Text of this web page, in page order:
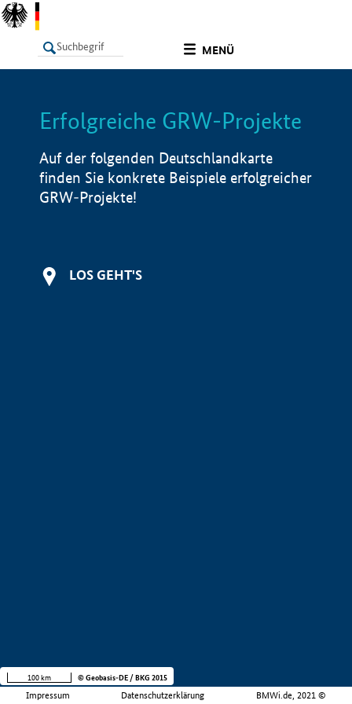
MENÜ
LISTE Info
Erfolgreiche GRW-Projekte
Auf der folgenden Deutschlandkarte
finden Sie konkrete Beispiele erfolgreicher
GRW-Projekte!
LOS GEHT'S
Impressum Datenschutzerklärung BMWi.de, 2021 ©
100 km © Geobasis-DE / BKG 2015